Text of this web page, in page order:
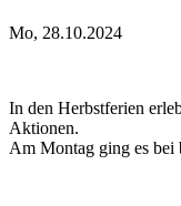
Mo, 28.10.2024
In den Herbstferien
Aktionen.
Am Montag ging es bei